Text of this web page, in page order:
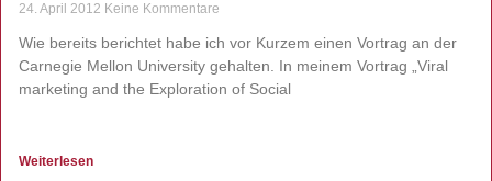
24. April 2012 Keine Kommentare
Wie bereits berichtet habe ich vor Kurzem einen Vortrag an der
Carnegie Mellon University gehalten. In meinem Vortrag „Viral
marketing and the Exploration of Social
Weiterlesen